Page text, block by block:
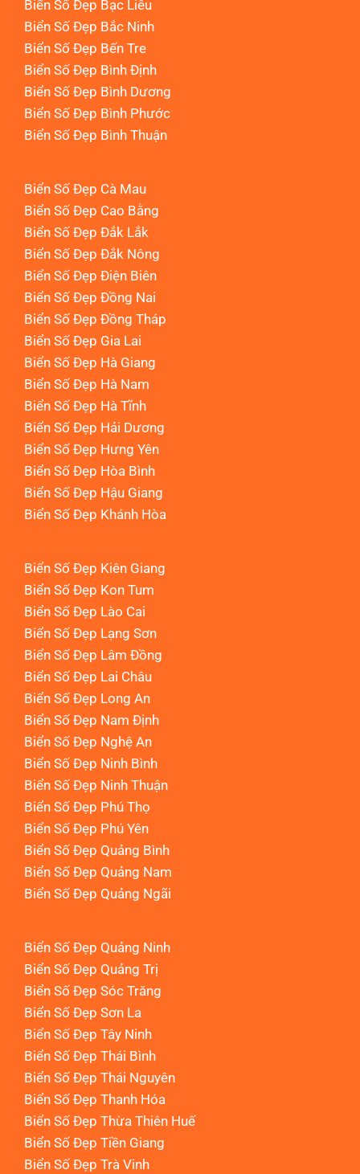
Biển Số Đẹp Bạc Liêu
Biển Số Đẹp Bắc Ninh
Biển Số Đẹp Bến Tre
Biển Số Đẹp Bình Định
Biển Số Đẹp Bình Dương
Biển Số Đẹp Bình Phước
Biển Số Đẹp Bình Thuận
Biển Số Đẹp Cà Mau
Biển Số Đẹp Cao Bằng
Biển Số Đẹp Đắk Lắk
Biển Số Đẹp Đắk Nông
Biển Số Đẹp Điện Biên
Biển Số Đẹp Đồng Nai
Biển Số Đẹp Đồng Tháp
Biển Số Đẹp Gia Lai
Biển Số Đẹp Hà Giang
Biển Số Đẹp Hà Nam
Biển Số Đẹp Hà Tĩnh
Biển Số Đẹp Hải Dương
Biển Số Đẹp Hưng Yên
Biển Số Đẹp Hòa Bình
Biển Số Đẹp Hậu Giang
Biển Số Đẹp Khánh Hòa
Biển Số Đẹp Kiên Giang
Biển Số Đẹp Kon Tum
Biển Số Đẹp Lào Cai
Biển Số Đẹp Lạng Sơn
Biển Số Đẹp Lâm Đồng
Biển Số Đẹp Lai Châu
Biển Số Đẹp Long An
Biển Số Đẹp Nam Định
Biển Số Đẹp Nghệ An
Biển Số Đẹp Ninh Bình
Biển Số Đẹp Ninh Thuận
Biển Số Đẹp Phú Thọ
Biển Số Đẹp Phú Yên
Biển Số Đẹp Quảng Bình
Biển Số Đẹp Quảng Nam
Biển Số Đẹp Quảng Ngãi
Biển Số Đẹp Quảng Ninh
Biển Số Đẹp Quảng Trị
Biển Số Đẹp Sóc Trăng
Biển Số Đẹp Sơn La
Biển Số Đẹp Tây Ninh
Biển Số Đẹp Thái Bình
Biển Số Đẹp Thái Nguyên
Biển Số Đẹp Thanh Hóa
Biển Số Đẹp Thừa Thiên Huế
Biển Số Đẹp Tiền Giang
Biển Số Đẹp Trà Vinh